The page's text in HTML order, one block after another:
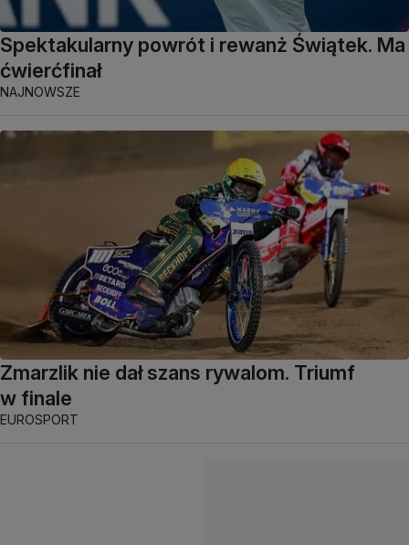
Spektakularny powrót i rewanż Świątek. Ma
ćwierćfinał
NAJNOWSZE
Zmarzlik nie dał szans rywalom. Triumf
w finale
EUROSPORT